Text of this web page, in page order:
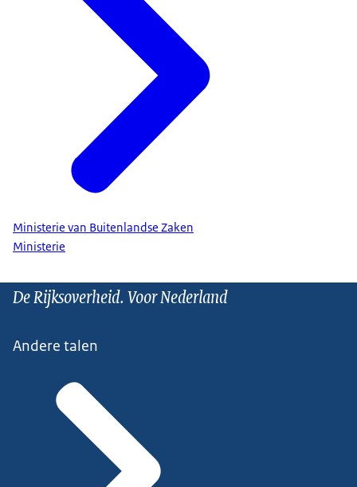
Ministerie van Buitenlandse Zaken
Ministerie
De Rijksoverheid. Voor Nederland
Andere talen